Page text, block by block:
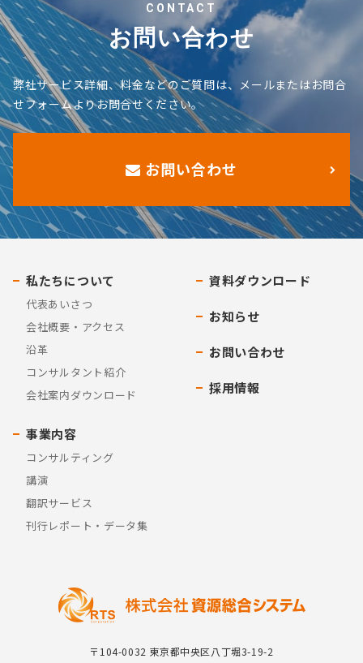
CONTACT
お問い合わせ
弊社サービス詳細、料金などのご質問は、メールまたはお問合
せフォームよりお問合せください。
お問い合わせ
〒104-0032 東京都中央区八丁堀3-19-2
私たちについて
代表あいさつ
会社概要・アクセス
沿革
コンサルタント紹介
会社案内ダウンロード
事業内容
コンサルティング
講演
翻訳サービス
刊行レポート・データ集
資料ダウンロード
お知らせ
お問い合わせ
採用情報